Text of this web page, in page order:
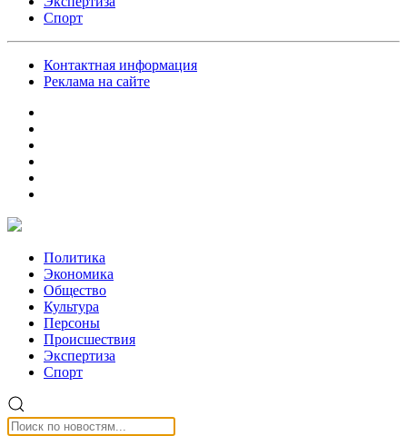
Спорт
Контактная информация
Реклама на сайте
Политика
Экономика
Общество
Культура
Персоны
Происшествия
Экспертиза
Спорт